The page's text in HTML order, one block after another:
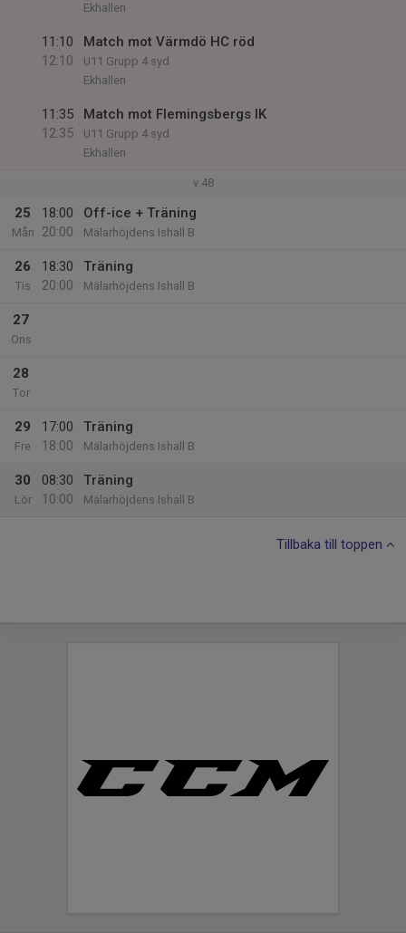
Ekhallen
11:10
12:10
Match mot Värmdö HC röd
U11 Grupp 4 syd
Ekhallen
11:35
12:35
Match mot Flemingsbergs IK
U11 Grupp 4 syd
Ekhallen
v.48
25
Mån
18:00
20:00
Off-ice + Träning
Mälarhöjdens Ishall B
26
Tis
18:30
20:00
Träning
Mälarhöjdens Ishall B
27
Ons
28
Tor
29
Fre
17:00
18:00
Träning
Mälarhöjdens Ishall B
30
Lör
08:30
10:00
Träning
Mälarhöjdens Ishall B
Tillbaka till toppen